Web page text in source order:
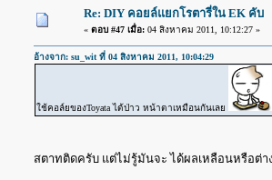
Re: DIY คอยล์แยกโรตารี่ใน EK คับ
« ตอบ #47 เมื่อ:04 สิงหาคม 2011, 10:12:27 »
อ้างจาก: su_wit ที่ 04 สิงหาคม 2011, 10:04:29
ใช้คอล์ยของToyata ได้ป่าว หน้าตาเหมือนกันเลย
สตาทติดครับ แต่ไม่รู้มันจะ ได้ผลเหลือนหรือต่า